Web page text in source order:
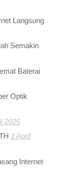
Langsung
Semakin
Baterai
Optik
2025
1 April
Internet